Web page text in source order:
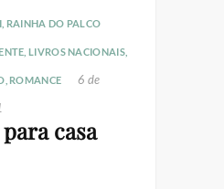
RAINHA DO PALCO
,LIVROS NACIONAIS,
ROMANCE
6 de
casa